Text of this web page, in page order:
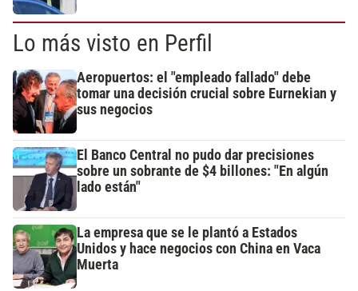
Lo más visto en Perfil
Aeropuertos: el "empleado fallado" debe
tomar una decisión crucial sobre Eurnekian y
sus negocios
El Banco Central no pudo dar precisiones
sobre un sobrante de $4 billones: "En algún
lado están"
La empresa que se le plantó a Estados
Unidos y hace negocios con China en Vaca
Muerta